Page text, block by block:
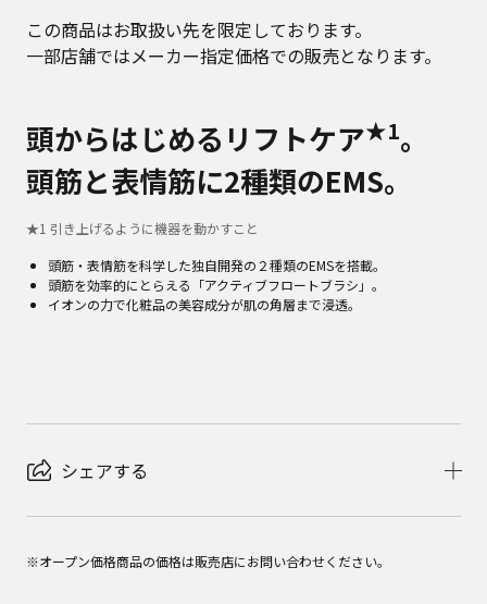
この商品はお取扱い先を限定しております。
一部店舗ではメーカー指定価格での販売となります。
頭からはじめるリフトケア★1。
頭筋と表情筋に2種類のEMS。
★1 引き上げるように機器を動かすこと
頭筋・表情筋を科学した独自開発の２種類のEMSを搭載。
頭筋を効率的にとらえる「アクティブフロートブラシ」。
イオンの力で化粧品の美容成分が肌の角層まで浸透。
シェアする
※オープン価格商品の価格は販売店にお問い合わせください。